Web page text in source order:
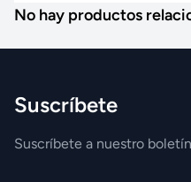
No hay productos
Suscríbete
Suscríbete a nuestro